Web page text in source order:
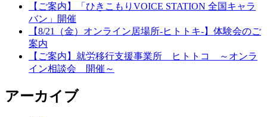
【ご案内】「ひきこもりVOICE STATION 全国キャラ
バン」開催
【8/21（金）オンライン居場所-ヒトトキ-】体験会のご
案内
【ご案内】就労移行支援事業所 ヒトトコ ～オンラ
イン相談会 開催～
アーカイブ